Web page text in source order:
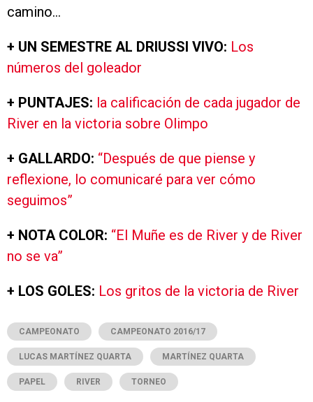
camino…
+ UN SEMESTRE AL DRIUSSI VIVO: Los
números del goleador
+ PUNTAJES: la calificación de cada jugador de
River en la victoria sobre Olimpo
+ GALLARDO: “Después de que piense y
reflexione, lo comunicaré para ver cómo
seguimos”
+ NOTA COLOR: “El Muñe es de River y de River
no se va”
+ LOS GOLES: Los gritos de la victoria de River
CAMPEONATO CAMPEONATO 2016/17
LUCAS MARTÍNEZ QUARTA MARTÍNEZ QUARTA
PAPEL RIVER TORNEO